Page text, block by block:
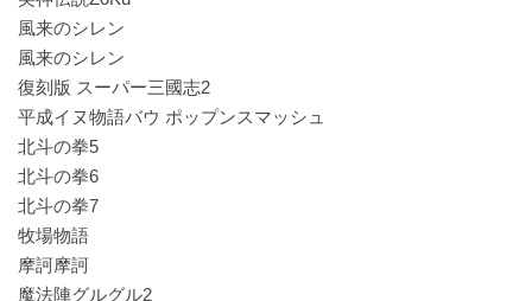
風来のシレン
風来のシレン
復刻版 スーパー三國志2
平成イヌ物語バウ ポップンスマッシュ
北斗の拳5
北斗の拳6
北斗の拳7
牧場物語
摩訶摩訶
魔法陣グルグル2